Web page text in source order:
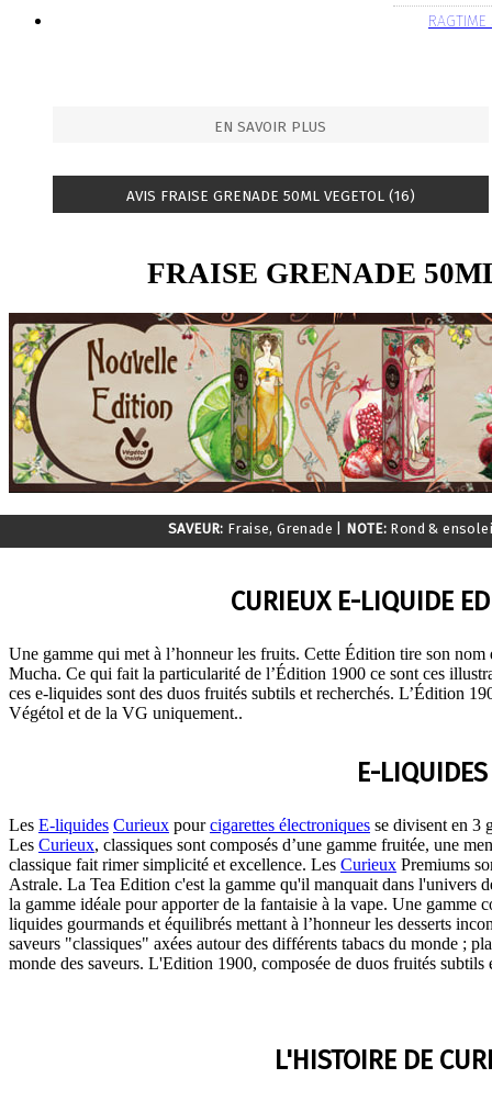
EN SAVOIR PLUS
AVIS FRAISE GRENADE 50ML VEGETOL (16)
FRAISE GRENADE
SAVEUR: Fraise, Grenade NOTE: Rond &
CURIEUX E-LIQUIDE
Une gamme qui met à l’honneur les fruits. Cette Édition tire son
Mucha. Ce qui fait la particularité de l’Édition 1900 ce sont ces
ces e-liquides sont des duos fruités subtils et recherchés. L’Édition
Végétol et de la VG uniquement..
E-
Les E-liquides Curieux pourcigarettes électroniques se divisent en 3
Les Curieux, classiques sont composés d’une gamme fruitée, une
classique fait rimer simplicité et excellence. Les Curieux Premiums
Astrale. La Tea Edition c'est la gamme qu'il manquait dans l'univers
la gamme idéale pour apporter de la fantaisie à la vape. Une gamme
liquides gourmands et équilibrés mettant à l’honneur les desserts
saveurs "classiques" axées autour des différents tabacs du monde ;
monde des saveurs. L'Edition 1900, composée de duos fruités
L'HISTOIRE DE